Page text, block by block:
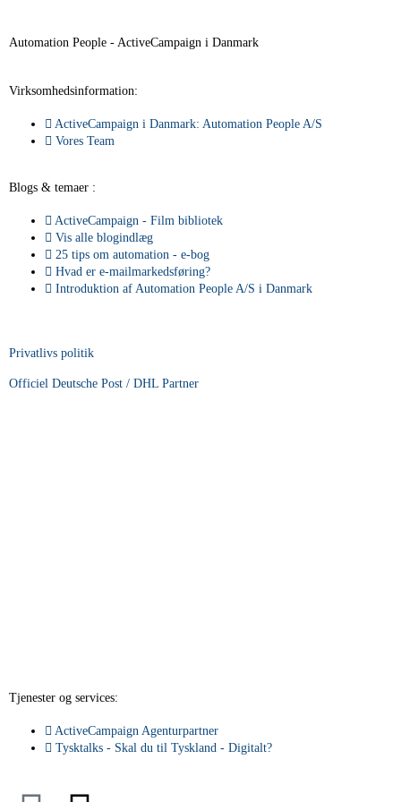
Automation People - ActiveCampaign i Danmark
Virksomhedsinformation:
ActiveCampaign i Danmark: Automation People A/S
Vores Team
Blogs & temaer :
ActiveCampaign - Film bibliotek
Vis alle blogindlæg
25 tips om automation - e-bog
Hvad er e-mailmarkedsføring?
Introduktion af Automation People A/S i Danmark
Privatlivs politik
Officiel Deutsche Post / DHL Partner
Tjenester og services:
ActiveCampaign Agenturpartner
Tysktalks - Skal du til Tyskland - Digitalt?